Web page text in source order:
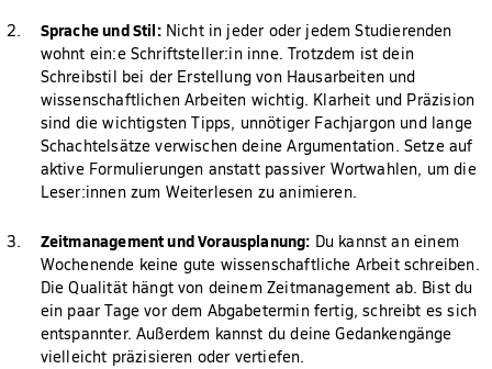
Sprache und Stil:Nicht in jeder oder jedem Studierenden
wohnt ein:e Schriftsteller:in inne. Trotzdem ist dein
Schreibstil bei der Erstellung von Hausarbeiten und
wissenschaftlichen Arbeiten wichtig. Klarheit und Präzision
sind die wichtigsten Tipps, unnötiger Fachjargon und lange
Schachtelsätze verwischen deine Argumentation. Setze auf
aktive Formulierungen anstatt passiver Wortwahlen, um die
Leser:innen zum Weiterlesen zu animieren.
Zeitmanagement und Vorausplanung: Du kannst an einem
Wochenende keine gute wissenschaftliche Arbeit schreiben.
Die Qualität hängt von deinem Zeitmanagement ab. Bist du
ein paar Tage vor dem Abgabetermin fertig, schreibt es sich
entspannter. Außerdem kannst du deine Gedankengänge
vielleicht präzisieren oder vertiefen.